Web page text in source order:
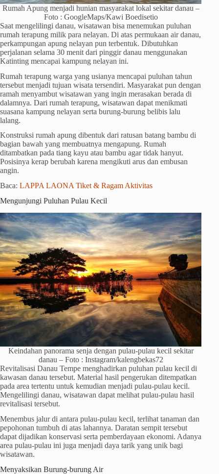
Rumah Apung menjadi hunian masyarakat lokal sekitar danau –
Foto : GoogleMaps/Kawi Boedisetio
Saat mengelilingi danau, wisatawan bisa menemukan puluhan
rumah terapung milik para nelayan. Di atas permukaan air danau,
perkampungan apung nelayan pun terbentuk. Dibutuhkan
perjalanan selama 30 menit dari pinggir danau menggunakan
Katinting mencapai kampung nelayan ini.
Rumah terapung warga yang usianya mencapai puluhan tahun
tersebut menjadi tujuan wisata tersendiri. Masyarakat pun dengan
ramah menyambut wisatawan yang ingin merasakan berada di
dalamnya. Dari rumah terapung, wisatawan dapat menikmati
suasana kampung nelayan serta burung-burung belibis lalu
lalang.
Konstruksi rumah apung dibentuk dari ratusan batang bambu di
bagian bawah yang membuatnya mengapung. Rumah
ditambatkan pada tiang kayu atau bambu agar tidak hanyut.
Posisinya kerap berubah karena mengikuti arus dan embusan
angin.
Baca: LAPPA LAONA Tiket & Ragam Aktivitas
Mengunjungi Puluhan Pulau Kecil
Keindahan panorama senja dengan pulau-pulau kecil sekitar
danau – Foto : Instagram/kalengbekas72
Revitalisasi Danau Tempe menghadirkan puluhan pulau kecil di
kawasan danau tersebut. Material hasil pengerukan ditempatkan
pada area tertentu untuk kemudian menjadi pulau-pulau kecil.
Mengelilingi danau, wisatawan dapat melihat pulau-pulau hasil
revitalisasi tersebut.
Menembus jalur di antara pulau-pulau kecil, terlihat tanaman dan
pepohonan tumbuh di atas lahannya. Daratan sempit tersebut
dapat dijadikan konservasi serta pemberdayaan ekonomi. Adanya
area pulau-pulau ini juga menjadi daya tarik yang unik bagi
wisatawan.
Menyaksikan Burung-burung Air